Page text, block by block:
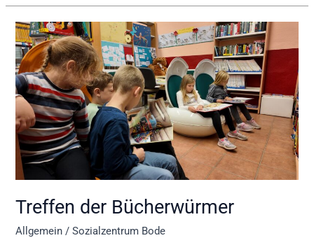
Treffen der Bücherwürmer
Allgemein /Sozialzentrum Bode
Treffen
der
Bücherwürmer